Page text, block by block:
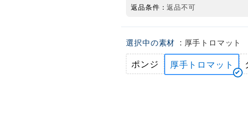
返品条件：返品不可
選択中の素材 : 厚手トロマット
ポンジ 厚手トロマット